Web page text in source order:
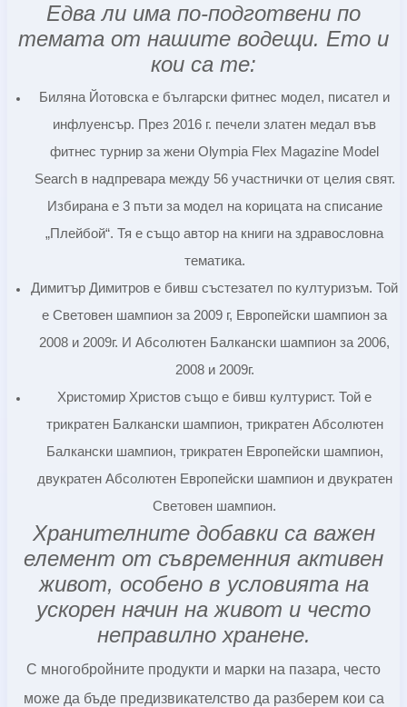
Едва ли има по-подготвени по
темата от нашите водещи. Ето и
кои са те:
Биляна Йотовска е български фитнес модел, писател и
инфлуенсър. През 2016 г. печели златен медал във
фитнес турнир за жени Olympia Flex Magazine Model
Search в надпревара между 56 участнички от целия свят.
Избирана е 3 пъти за модел на корицата на списание
„Плейбой“. Тя е също автор на книги на здравословна
тематика.
Димитър Димитров е бивш състезател по културизъм. Той
е Световен шампион за 2009 г, Европейски шампион за
2008 и 2009г. И Абсолютен Балкански шампион за 2006,
2008 и 2009г.
Христомир Христов също е бивш културист. Той е
трикратен Балкански шампион, трикратен Абсолютен
Балкански шампион, трикратен Европейски шампион,
двукратен Абсолютен Европейски шампион и двукратен
Световен шампион.
Хранителните добавки са важен
елемент от съвременния активен
живот, особено в условията на
ускорен начин на живот и често
неправилно хранене.
С многобройните продукти и марки на пазара, често
може да бъде предизвикателство да разберем кои са